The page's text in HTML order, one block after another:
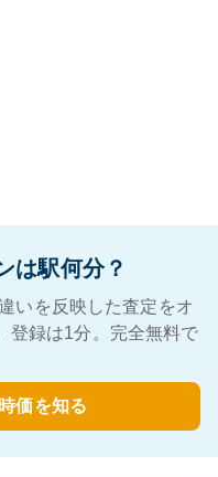
は駅何分？
いを反映した査定をオ
登録は1分。完全無料で
価を知る